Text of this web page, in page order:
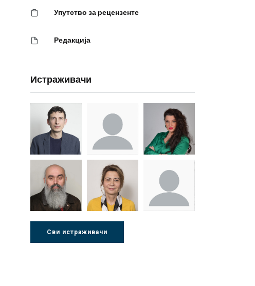
Упутство за рецензенте
Редакција
Истраживачи
Др Миша
Стојадиновић
Зоран
Милошевић
Др Марија
Ђорић
Др Љубиша
Деспотовић
Др Нада
Радушки
Сви истраживачи